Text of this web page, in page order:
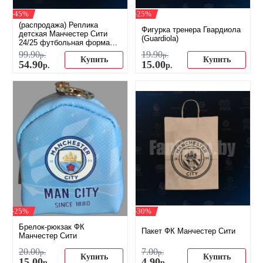
-45%
(распродажа) Реплика
детская Манчестер Сити
24/25 футбольная форма
домашняя
99.90р.
54.90р.
Купить
-25%
Фигурка тренера Гвардиола
(Guardiola)
19.90р.
15.00р.
Купить
-25%
Брелок-рюкзак ФК
Манчестер Сити
20.00р. Купить
-30%
Пакет ФК Манчестер Сити
7.00р. Купить